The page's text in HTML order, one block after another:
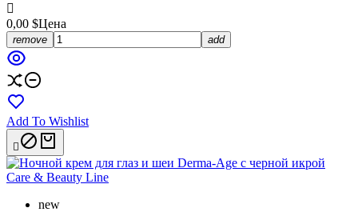

0,00 $Цена
remove add
Add To Wishlist

new